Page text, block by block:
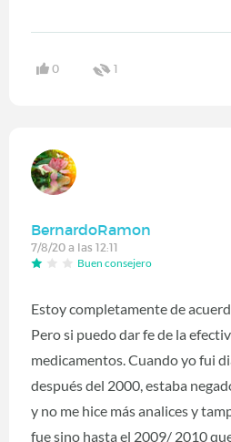
0 1
BernardoRamon
7/8/20 a las 12:11
Buen consejero
Estoy completamente de
Pero si puedo dar fe de la
medicamentos. Cuando yo fui
después del 2000, estaba
y no me hice más analices y
fue sino hasta el 2009/ 2010